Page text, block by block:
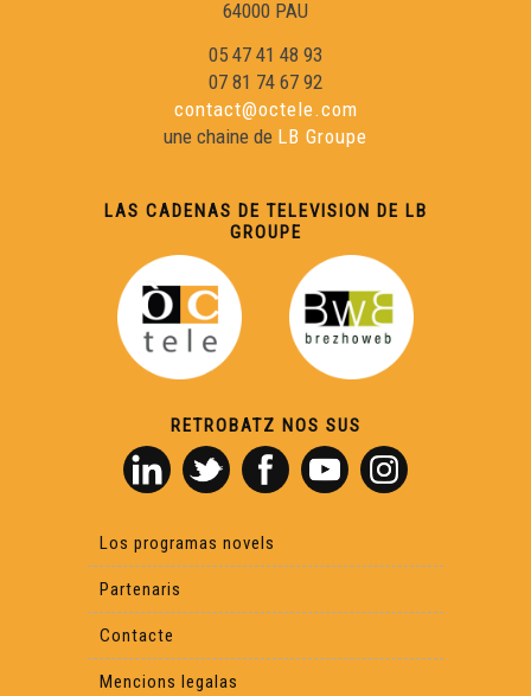
64000 PAU
05 47 41 48 93
07 81 74 67 92
contact@octele.com
une chaine de LB Groupe
LAS CADENAS DE TELEVISION DE LB
GROUPE
RETROBATZ NOS SUS
Los programas novels
Partenaris
Contacte
Mencions legalas